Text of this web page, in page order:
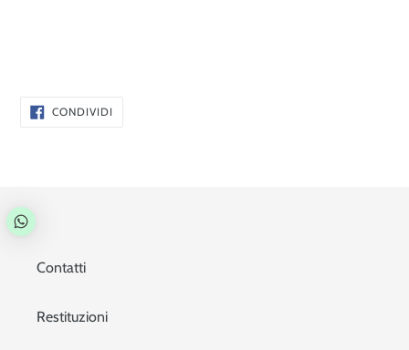
CONDIVIDI
Contatti
Restituzioni